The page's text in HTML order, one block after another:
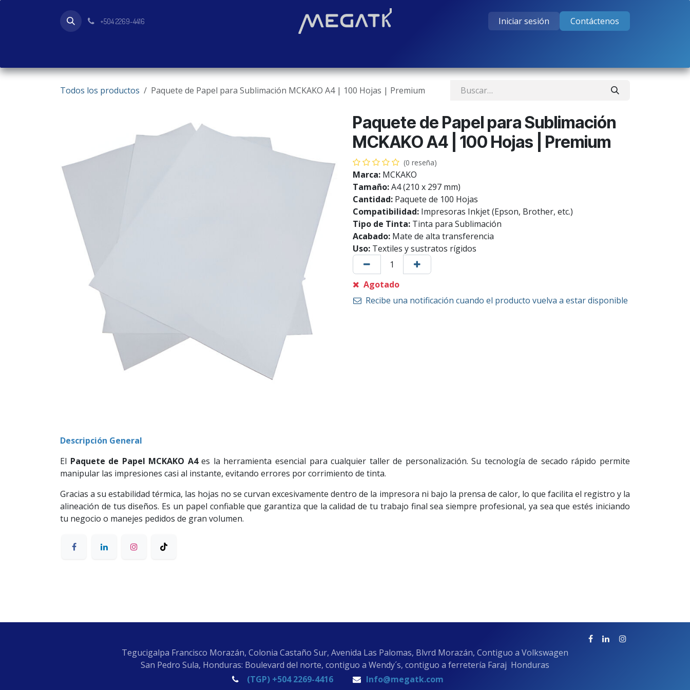
+504 2269-4416 Iniciar sesión Contáctenos
Todos los productos Paquete de Papel para Sublimación MCKAKO A4 | 100 Hojas | Premium
Paquete de Papel para Sublimación
MCKAKO A4 | 100 Hojas | Premium
(0 reseña)
Marca: MCKAKO
Tamaño:A4 (210 x 297 mm)
Cantidad: Paquete de 100 Hojas
Compatibilidad: Impresoras Inkjet (Epson, Brother, etc.)
Tipo de Tinta: Tinta para Sublimación
Acabado: Mate de alta transferencia
Uso: Textiles y sustratos rígidos
Agotado
Recibe una notificación cuando el producto vuelva a estar disponible
Descripción General
El Paquete de Papel MCKAKO A4es la herramienta esencial para cualquier taller de personalización. Su tecnología de secado rápido permite
manipular las impresiones casi al instante, evitando errores por corrimiento de tinta.
Gracias a su estabilidad térmica, las hojas no se curvan excesivamente dentro de la impresora ni bajo la prensa de calor, lo que facilita el registro y la
alineación de tus diseños. Es un papel confiable que garantiza que la calidad de tu trabajo final sea siempre profesional, ya sea que estés iniciando
tu negocio o manejes pedidos de gran volumen.
Tegucigalpa Francisco Morazán, Colonia Castaño Sur, Avenida Las Palomas, Blvrd Morazán, Contiguo a Volkswagen
San Pedro Sula, Honduras: Boulevard del norte, contiguo a Wendy´s, contiguo a ferretería Faraj Honduras
(TGP) +504 2269-4416
Info@megatk.com